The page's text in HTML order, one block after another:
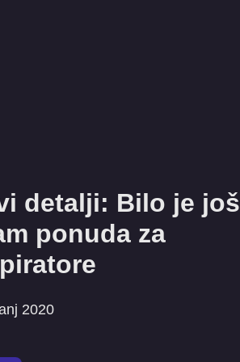
detalji: Bilo je još
ponuda za
2020